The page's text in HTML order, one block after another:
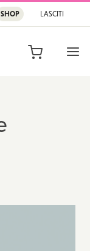
SHOP LASCITI
APRI